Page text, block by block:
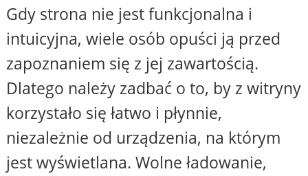
Gdy strona nie jest funkcjonalna i
intuicyjna, wiele osób opuści ją przed
zapoznaniem się z jej zawartością.
Dlatego należy zadbać o to, by z witryny
korzystało się łatwo i płynnie,
niezależnie od urządzenia, na którym
jest wyświetlana. Wolne ładowanie,